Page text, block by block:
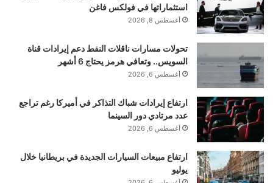
استثماراتها في فولكس فاغن
أغسطس 8, 2026
تحولات مسارات ناقلات النفط دعم إيرادات قناة
السويس.. وتعافي هرمز يحتاج 6 أشهر
أغسطس 6, 2026
ارتفاع إيرادات شباك التذاكر في أميركا رغم تراجع
عدد مرتادي دور السينما
أغسطس 6, 2026
ارتفاع مبيعات السيارات الجديدة في بريطانيا خلال
يوليو